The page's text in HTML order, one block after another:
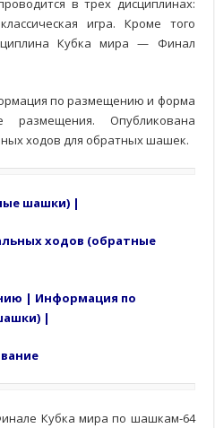
в трех дисциплинах:
игра. Кроме того
Кубка мира — Финал
по размещению и форма
размещения. Опубликована
ходов для обратных шашек.
шашки) |
ходов (обратные
| Информация по
|
Кубка мира по шашкам-64